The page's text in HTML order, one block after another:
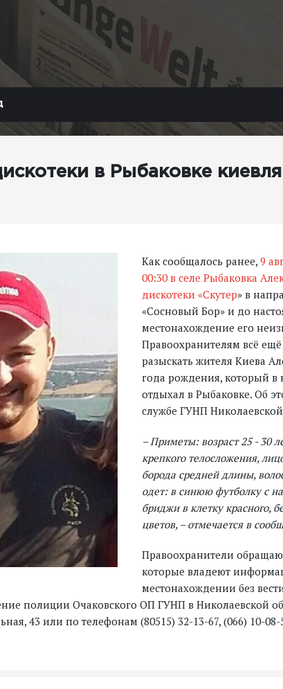
в Рыбаковке
Как сообщалось ранее, 9
00:30 в селе Рыбаковка
дискотеки «Скутер» в
«Сосновый Бор» и до
местонахождение его
Правоохранителям всё
разыскать жителя Киева
года рождения, который в
отдыхал в Рыбаковке. Об
службе ГУНП
– Приметы: возраст 25 - 30
крепкого телосложения,
борода средней длины,
одет: в синюю футболку с
бриджи в клетку красного,
цветов, – отмечается в
Правоохранители
которые владеют
местонахождении без
полиции Очаковского ОП ГУНП в Николаевской
43 или по телефонам (80515) 32-13-67, (066) 10-08-